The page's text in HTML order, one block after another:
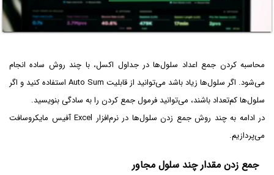
محاسبه کردن جمع اعداد سلول‌ها در جداول اکسل، با چند روش ساده انجام
می‌شود. اگر سلول‌ها زیاد باشد می‌توانید از قابلیت Auto Sum استفاده کنید و اگر
سلول‌ها کم‌تعداد باشند، می‌توانید فرمول جمع کردن را به سادگی بنویسید.
در ادامه به چند روش جمع زدن سلول‌ها در نرم‌افزار Excel آفیس مایکروسافت
می‌پردازیم.
جمع زدن مقدار چند سلول مجاور